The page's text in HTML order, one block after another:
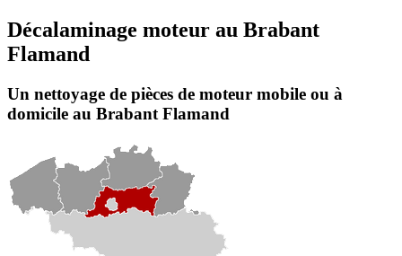
Décalaminage moteur au Brabant
Flamand
Un nettoyage de pièces de moteur mobile ou à
domicile au Brabant Flamand